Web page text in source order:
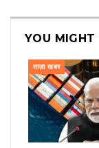
YOU MIGHT
ताज़ा खबर